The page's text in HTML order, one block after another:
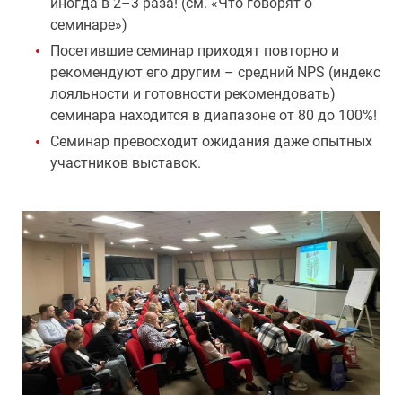
семинаре»)
Посетившие семинар приходят повторно и
рекомендуют его другим – средний NPS (индекс
лояльности и готовности рекомендовать)
семинара находится в диапазоне от 80 до 100%!
Семинар превосходит ожидания даже опытных
участников выставок.